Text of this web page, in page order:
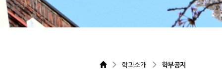
학과소개 학부공지